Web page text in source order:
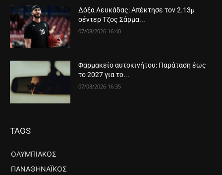
Δόξα Λευκάδας: Απέκτησε τον 2.13μ
σέντερ Τζος Σάρμα...
07/08/2026 16:40
Φαρμακείο αυτοκινήτου: Παράταση έως
το 2027 για το...
07/08/2026 16:35
TAGS
ΟΛΥΜΠΙΑΚΌΣ
ΠΑΝΑΘΗΝΑΪΚΌΣ